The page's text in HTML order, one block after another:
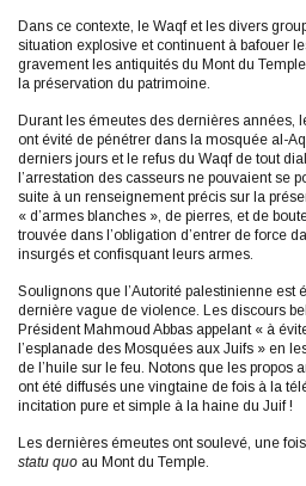
Dans ce contexte, le Waqf et les divers
situation explosive et continuent à bafouer
gravement les antiquités du Mont du
la préservation du patrimoine.
Durant les émeutes des dernières années,
ont évité de pénétrer dans la mosquée al-
derniers jours et le refus du Waqf de tout
l’arrestation des casseurs ne pouvaient se
suite à un renseignement précis sur la
« d’armes blanches », de pierres, et de
trouvée dans l’obligation d’entrer de force
insurgés et confisquant leurs armes.
Soulignons que l’Autorité palestinienne est
dernière vague de violence. Les discours
Président Mahmoud Abbas appelant « à
l’esplanade des Mosquées aux Juifs » en
de l’huile sur le feu. Notons que les propos
ont été diffusés une vingtaine de fois à la
incitation pure et simple à la haine du Juif !
Les dernières émeutes ont soulevé, une
statu quo au Mont du Temple.